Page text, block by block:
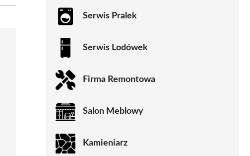
Serwis Pralek
Serwis Lodówek
Firma Remontowa
Salon Meblowy
Kamieniarz